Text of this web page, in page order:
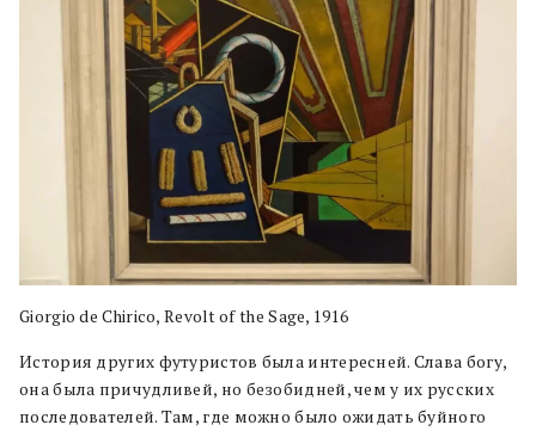
Giorgio de Chirico, Revolt of the Sage, 1916
История других футуристов была интересней. Слава богу,
она была причудливей, но безобидней, чем у их русских
последователей. Там, где можно было ожидать буйного